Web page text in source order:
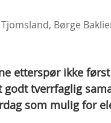
Børge
etterspør ikke
godt tverrfaglig
som mulig for